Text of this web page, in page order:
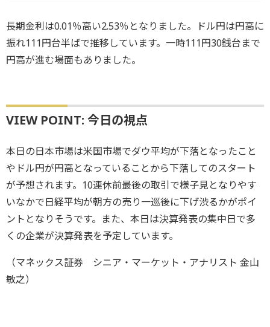
長期金利は0.01％高い2.53％となりました。ドル円は円高に
振れ111円台半ばで推移しています。一時111円30銭台まで
円高が進む場面もありました。
VIEW POINT: 今日の視点
本日の日本市場は米国市場でダウ平均が下落となったこと
やドル円が円高となっていることから下落してのスタート
が予想されます。10連休前最後の取引で様子見となりやす
いなかで日経平均が朝方の売り一巡後に下げ渋るかがポイ
ントとなりそうです。また、本日は決算発表の集中日で多
くの企業が決算発表を予定しています。
（マネックス証券 シニア・マーケット・アナリスト 金山
敏之）